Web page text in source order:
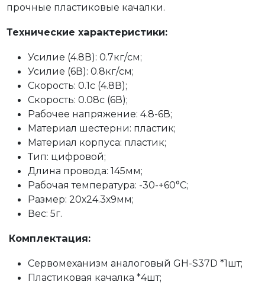
прочные пластиковые качалки.
Технические характеристики:
Усилие (4.8В): 0.7кг/см;
Усилие (6В): 0.8кг/см;
Скорость: 0.1с (4.8В);
Скорость: 0.08с (6В);
Рабочее напряжение: 4.8-6В;
Материал шестерни: пластик;
Материал корпуса: пластик;
Тип: цифровой;
Длина провода: 145мм;
Рабочая температура: -30-+60°C;
Размер: 20х24.3х9мм;
Вес: 5г.
Комплектация:
Сервомеханизм аналоговый GH-S37D *1шт;
Пластиковая качалка *4шт;